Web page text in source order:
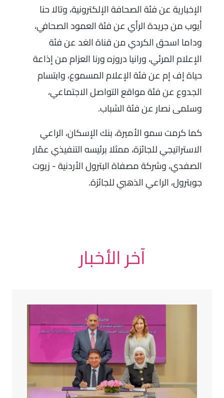
الإخبارية عن فئة الصحافة الإلكترونية، وتالا حنا
أيوب من جريدة الرأي عن فئة العمود الصحافي،
وداما اسحق الكردي من قناة الغد عن فئة
الإعلام المرئي، ورانيا دروزه ورنا العزام من إذاعة
حياة إف إم عن فئة الإعلام المسموع، وابتسام
الجدوع عن فئة مواقع التواصل الاجتماعي،
وسلمى نصار عن فئة الشباب.
كما كرمت سمو الأميرة، بنك الإسكان، الراعي
الاستراتيجي للجائزة، ممثلا برئيسه التنفيذي عمّار
الصفدي، وشركة مصفاة البترول الأردنية - زيوت
جوبترول، الراعي الذهبي للجائزة.
آخر الأخبار